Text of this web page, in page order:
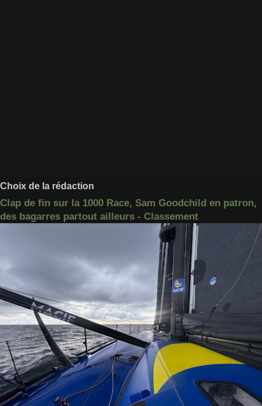
Choix de la rédaction
Clap de fin sur la 1000 Race, Sam Goodchild en patron,
des bagarres partout ailleurs - Classement